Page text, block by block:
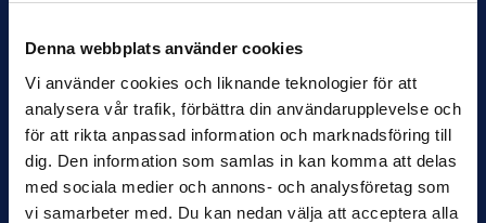
Denna webbplats använder cookies
Vi använder cookies och liknande teknologier för att
analysera vår trafik, förbättra din användarupplevelse och
för att rikta anpassad information och marknadsföring till
dig. Den information som samlas in kan komma att delas
med sociala medier och annons- och analysföretag som
vi samarbeter med. Du kan nedan välja att acceptera alla
30 JUNI
Helstrup ny tränare i Malmö FF
Inleder mot…